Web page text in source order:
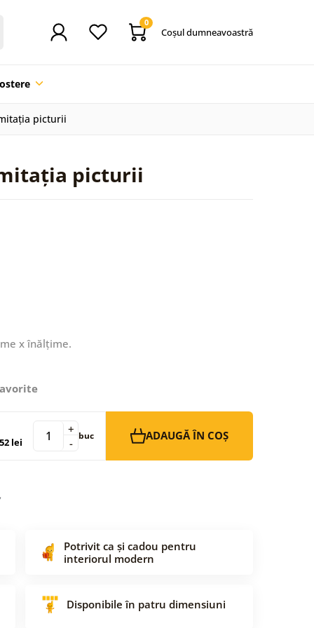
0
Coşul dumneavoastră
picturii
picturii
x înălțime.
lei -
+ buc ADAUGĂ ÎN COȘ
Potrivit ca și cadou pentru
interiorul modern
Disponibile în patru dimensiuni